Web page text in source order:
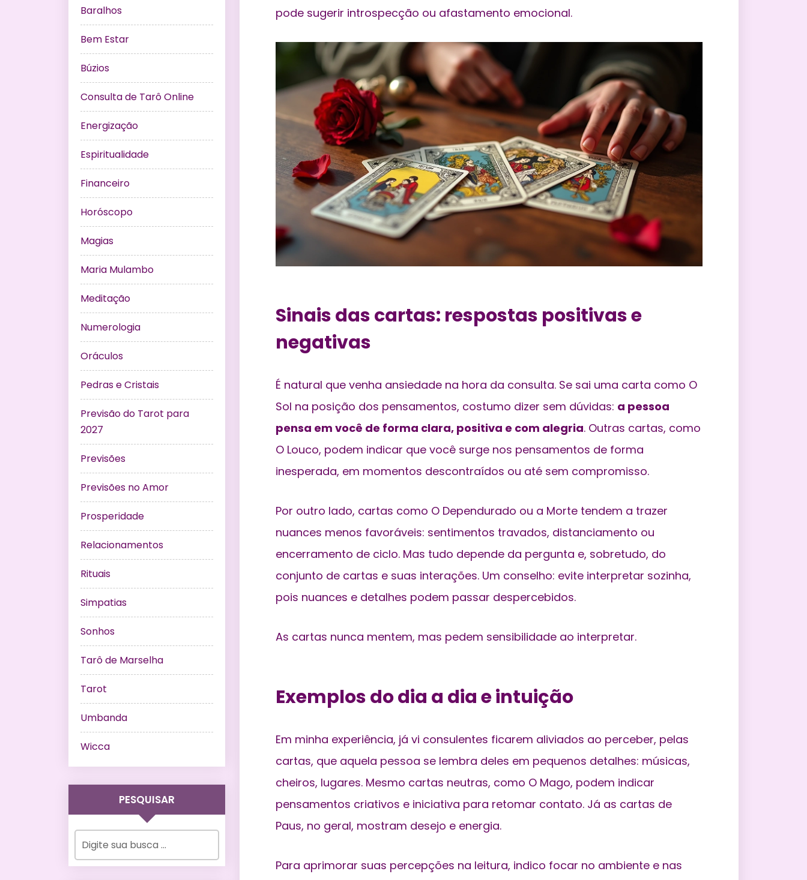
pode sugerir introspecção ou afastamento emocional.
Sinais das cartas: respostas positivas e
negativas
É natural que venha ansiedade na hora da consulta. Se sai uma carta como O
Sol na posição dos pensamentos, costumo dizer sem dúvidas: a pessoa
pensa em você de forma clara, positiva e com alegria. Outras cartas, como
O Louco, podem indicar que você surge nos pensamentos de forma
inesperada, em momentos descontraídos ou até sem compromisso.
Por outro lado, cartas como O Dependurado ou a Morte tendem a trazer
nuances menos favoráveis: sentimentos travados, distanciamento ou
encerramento de ciclo. Mas tudo depende da pergunta e, sobretudo, do
conjunto de cartas e suas interações. Um conselho: evite interpretar sozinha,
pois nuances e detalhes podem passar despercebidos.
As cartas nunca mentem, mas pedem sensibilidade ao interpretar.
Exemplos do dia a dia e intuição
Em minha experiência, já vi consulentes ficarem aliviados ao perceber, pelas
cartas, que aquela pessoa se lembra deles em pequenos detalhes: músicas,
cheiros, lugares. Mesmo cartas neutras, como O Mago, podem indicar
pensamentos criativos e iniciativa para retomar contato. Já as cartas de
Paus, no geral, mostram desejo e energia.
Para aprimorar suas percepções na leitura, indico focar no ambiente e nas
Baralhos
Bem Estar
Búzios
Consulta de Tarô Online
Energização
Espiritualidade
Financeiro
Horóscopo
Magias
Maria Mulambo
Meditação
Numerologia
Oráculos
Pedras e Cristais
Previsão do Tarot para
2027
Previsões
Previsões no Amor
Prosperidade
Relacionamentos
Rituais
Simpatias
Sonhos
Tarô de Marselha
Tarot
Umbanda
Wicca
PESQUISAR